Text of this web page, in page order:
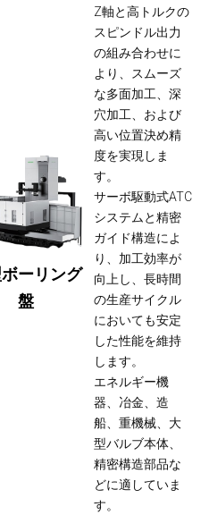
ーリング
盤
Z軸と高トルクの
スピンドル出力
の組み合わせに
より、スムーズ
な多面加工、深
穴加工、および
高い位置決め精
度を実現しま
す。
サーボ駆動式ATC
システムと精密
ガイド構造によ
り、加工効率が
向上し、長時間
の生産サイクル
においても安定
した性能を維持
します。
エネルギー機
器、冶金、造
船、重機械、大
型バルブ本体、
精密構造部品な
どに適していま
す。